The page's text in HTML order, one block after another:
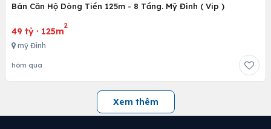
Bán Căn Hộ Dòng Tiền 125m - 8 Tầng. Mỹ Đình ( Vip )
49 tỷ · 125m
2
mỹ Đình
hôm qua
Xem thêm